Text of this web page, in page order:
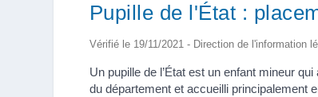
Pupille de l'État :
Vérifié le 19/11/2021 - Direction de l'information
Un pupille de l’État est un enfant mineur
du département et accueilli principalement